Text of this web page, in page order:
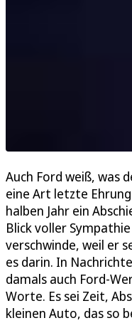
Auch Ford weiß, was
eine Art letzte
halben Jahr ein
Blick voller
verschwinde, weil er
es darin. In
damals auch Ford-
Worte. Es sei Zeit,
kleinen Auto, das so